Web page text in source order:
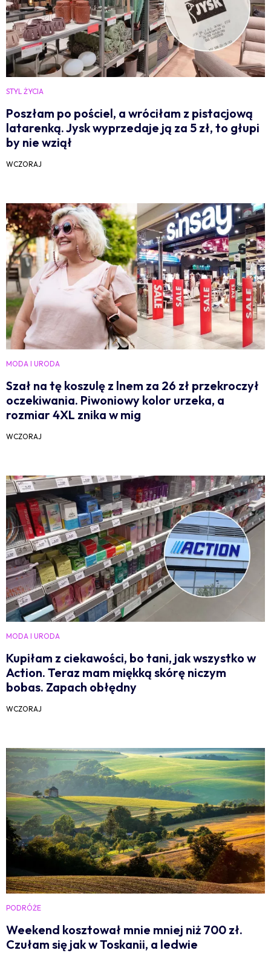
STYL ŻYCIA
Poszłam po pościel, a wróciłam z pistacjową
latarenką. Jysk wyprzedaje ją za 5 zł, to głupi
by nie wziął
WCZORAJ
MODA I URODA
Szał na tę koszulę z lnem za 26 zł przekroczył
oczekiwania. Piwoniowy kolor urzeka, a
rozmiar 4XL znika w mig
WCZORAJ
MODA I URODA
Kupiłam z ciekawości, bo tani, jak wszystko w
Action. Teraz mam miękką skórę niczym
bobas. Zapach obłędny
WCZORAJ
PODRÓŻE
Weekend kosztował mnie mniej niż 700 zł.
Czułam się jak w Toskanii, a ledwie